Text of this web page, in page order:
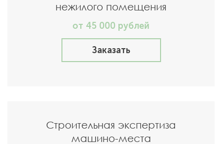
нежилого помещения
от 45 000 рублей
Заказать
Строительная экспертиза
машино-места